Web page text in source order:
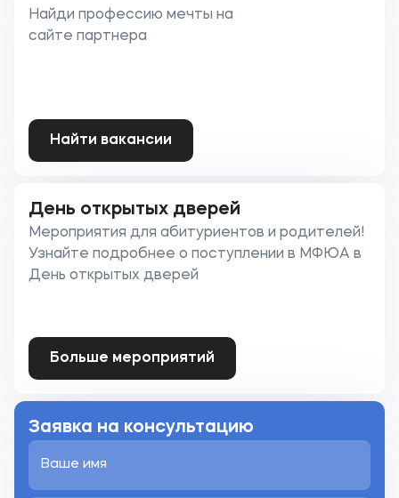
Найди профессию мечты на
сайте партнера
Найти вакансии
День открытых дверей
Мероприятия для абитуриентов и родителей!
Узнайте подробнее о поступлении в МФЮА в
День открытых дверей
Больше мероприятий
Заявка на консультацию